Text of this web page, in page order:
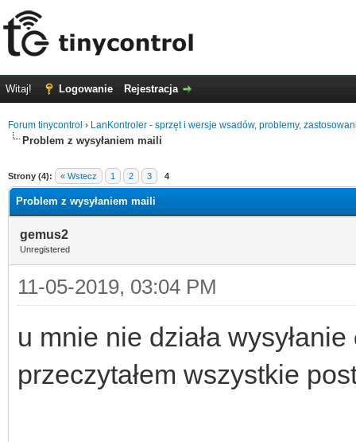
Witaj! Logowanie Rejestracja
Forum tinycontrol › LanKontroler - sprzęt i wersje wsadów, problemy,
Problem z wysyłaniem maili
Strony (4): « Wstecz 1 2 3 4
Problem z wysyłaniem maili
gemus2
Unregistered
11-05-2019, 03:04 PM
u mnie nie działa wysyłanie
przeczytałem wszystkie